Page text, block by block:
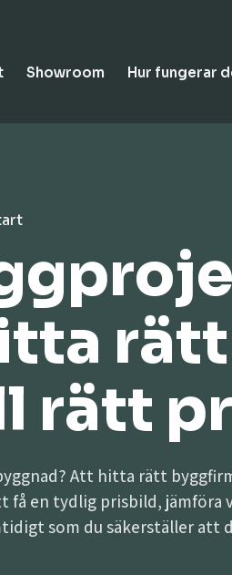
Showroom Hur fungerar
rätt
rätt
Att hitta rätt
få en tydlig prisbild,
som du säkerställer att